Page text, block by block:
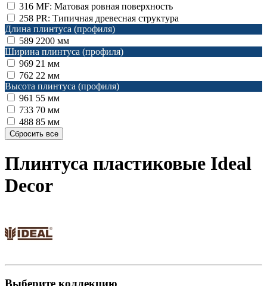
316 MF: Матовая ровная поверхность
258 PR: Типичная древесная структура
Длина плинтуса (профиля)
589 2200 мм
Ширина плинтуса (профиля)
969 21 мм
762 22 мм
Высота плинтуса (профиля)
961 55 мм
733 70 мм
488 85 мм
Плинтуса пластиковые Ideal
Decor
Выберите коллекцию